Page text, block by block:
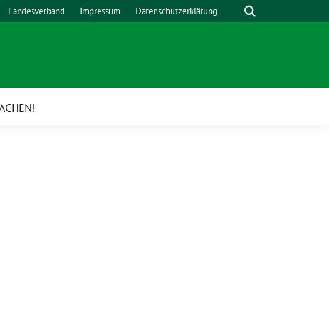
Landesverband Impressum Datenschutzerklärung Suche